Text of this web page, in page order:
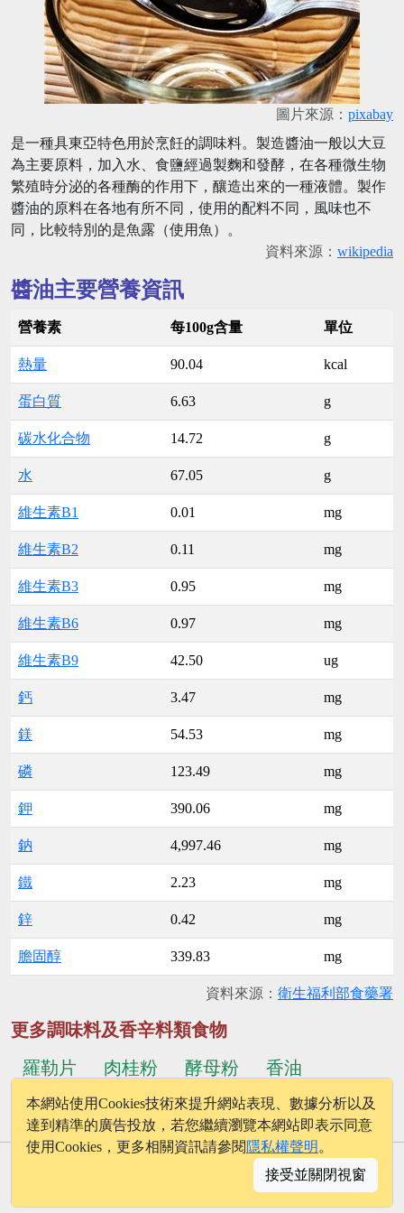
圖片來源： pixabay
是一種具東亞特色用於烹飪的調味料。製造醬油一般以大豆
為主要原料，加入水、食鹽經過製麴和發酵，在各種微生物
繁殖時分泌的各種酶的作用下，釀造出來的一種液體。製作
醬油的原料在各地有所不同，使用的配料不同，風味也不
同，比較特別的是魚露（使用魚）。
資料來源： wikipedia
醬油主要營養資訊
營養素 每100g含量 單位
熱量 90.04 kcal
蛋白質 6.63 g
碳水化合物 14.72 g
水 67.05 g
維生素B1 0.01 mg
維生素B2 0.11 mg
維生素B3 0.95 mg
維生素B6 0.97 mg
維生素B9 42.50 ug
鈣 3.47 mg
鎂 54.53 mg
磷 123.49 mg
鉀 390.06 mg
鈉 4,997.46 mg
鐵 2.23 mg
鋅 0.42 mg
膽固醇 339.83 mg
資料來源： 衛生福利部食藥署
更多調味料及香辛料類食物
羅勒片
肉桂粉 酵母粉
香油
花生醬
椰漿 ...更多食物
© 2026 - onelife.tw
隱私權政策│聯絡我們
本網站使用Cookies技術來提升網站表現、數據分析以及
達到精準的廣告投放，若您繼續瀏覽本網站即表示同意
使用Cookies，更多相關資訊請參閱 隱私權聲明 。
接受並關閉視窗